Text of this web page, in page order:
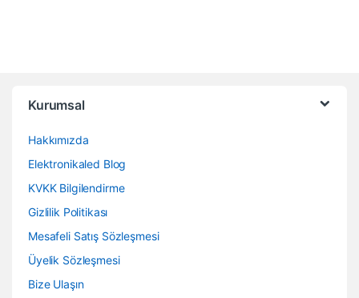
Kurumsal
Hakkımızda
Elektronikaled Blog
KVKK Bilgilendirme
Gizlilik Politikası
Mesafeli Satış Sözleşmesi
Üyelik Sözleşmesi
Bize Ulaşın